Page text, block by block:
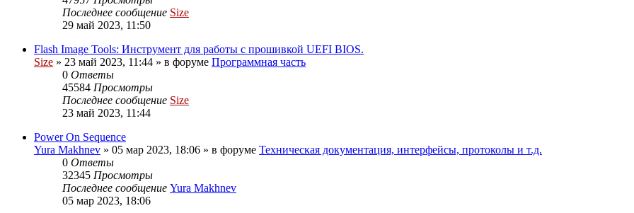
Последнее сообщение Size
29 май 2023, 11:50
Flash Image Tools: Инструмент для работы с прошивкой UEFI BIOS.
Size » 23 май 2023, 11:44 » в форуме Программная часть
0 Ответы
45584 Просмотры
Последнее сообщение Size
23 май 2023, 11:44
Power On Sequence
Yura Makhnev » 05 мар 2023, 18:06 » в форуме Техническая документация, интерфейсы, протоколы и т.д.
0 Ответы
32345 Просмотры
Последнее сообщение Yura Makhnev
05 мар 2023, 18:06